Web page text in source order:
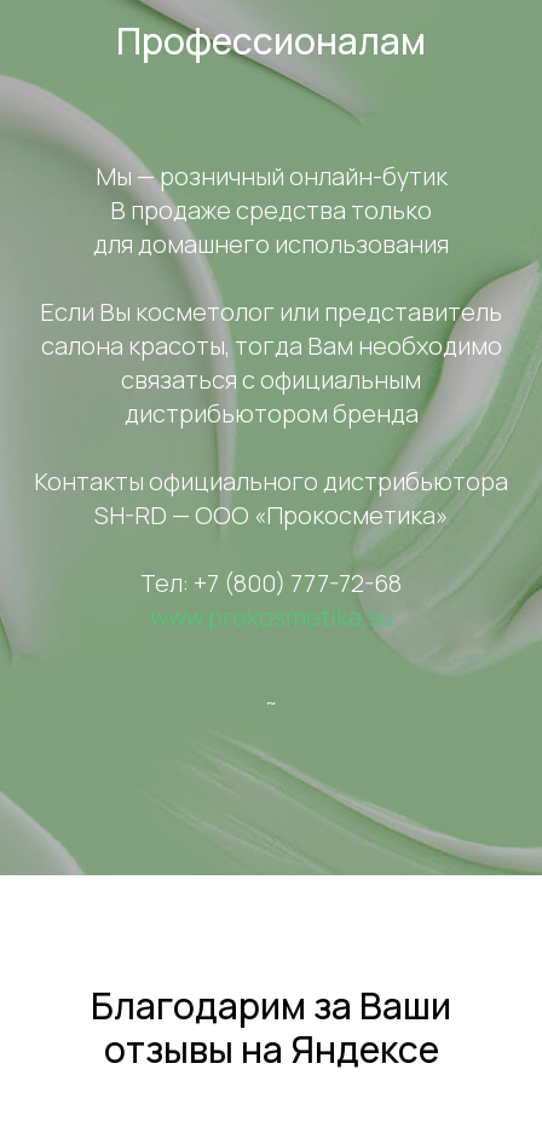
Профессионалам
Мы — розничный онлайн-бутик
В продаже средства только
для домашнего использования
Если Вы косметолог или представитель
салона красоты, тогда Вам необходимо
связаться с официальным
дистрибьютором бренда
Контакты официального дистрибьютора
SH-RD — ООО «Прокосметика»
Тел: +7 (800) 777-72-68
www.prokosmetika.su
~
Благодарим за Ваши
отзывы на Яндексе